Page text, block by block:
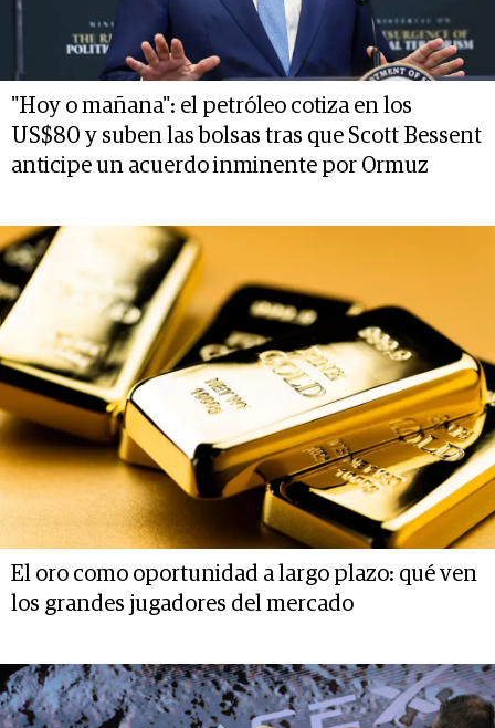
"Hoy o mañana": el petróleo cotiza en los
US$80 y suben las bolsas tras que Scott Bessent
anticipe un acuerdo inminente por Ormuz
El oro como oportunidad a largo plazo: qué ven
los grandes jugadores del mercado